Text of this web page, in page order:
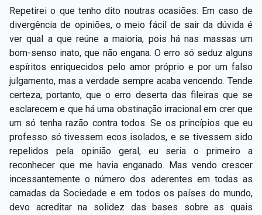
Repetirei o que tenho dito noutras ocasiões: Em caso de
divergência de opiniões, o meio fácil de sair da dúvida é
ver qual a que reúne a maioria, pois há nas massas um
bom-senso inato, que não engana. O erro só seduz alguns
espíritos enriquecidos pelo amor próprio e por um falso
julgamento, mas a verdade sempre acaba vencendo. Tende
certeza, portanto, que o erro deserta das fileiras que se
esclarecem e que há uma obstinação irracional em crer que
um só tenha razão contra todos. Se os princípios que eu
professo só tivessem ecos isolados, e se tivessem sido
repelidos pela opinião geral, eu seria o primeiro a
reconhecer que me havia enganado. Mas vendo crescer
incessantemente o número dos aderentes em todas as
camadas da Sociedade e em todos os países do mundo,
devo acreditar na solidez das bases sobre as quais